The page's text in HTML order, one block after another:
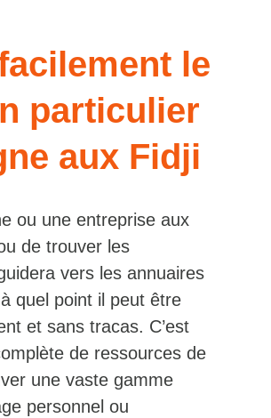
le
particulier
aux Fidji
ou une entreprise aux
de trouver les
vers les annuaires
quel point il peut être
et sans tracas. C’est
de ressources de
une vaste gamme
personnel ou